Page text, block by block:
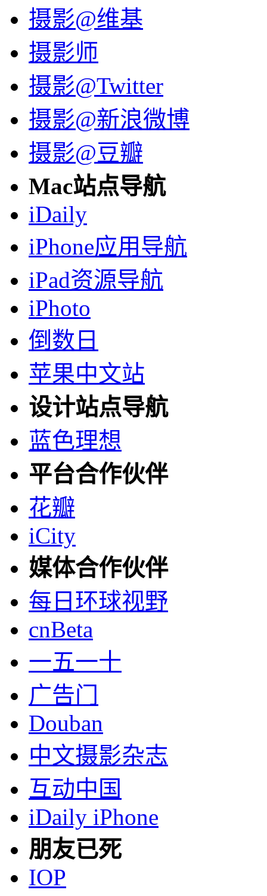
摄影@维基
摄影师
摄影@Twitter
摄影@新浪微博
摄影@豆瓣
Mac站点导航
iDaily
iPhone应用导航
iPad资源导航
iPhoto
倒数日
苹果中文站
设计站点导航
蓝色理想
平台合作伙伴
花瓣
iCity
媒体合作伙伴
每日环球视野
cnBeta
一五一十
广告门
Douban
中文摄影杂志
互动中国
iDaily iPhone
朋友已死
IOP